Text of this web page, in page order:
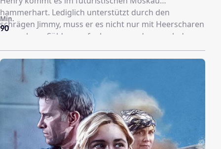
hammerhart. Lediglich unterstützt durch den
schrägen Jimmy, muss er es nicht nur mit Heerscharen
namenloser Söldner aufnehmen, sondern auch deren
psychopathischen Boss Akan in die Schranken weisen,
der eine Armee biotechnisch aufgerüsteter Soldaten
produzieren will. Getreu dem Motto „Blut schlucken
und schlucken lassen“ bleibt Stehaufmännchen Henry
nichts anderes übrig, als bis zum finalen „Game Over“
auch den letzten der „Scheißkerle“ endgültig
plattzumachen.
90
Min.